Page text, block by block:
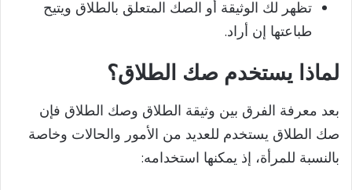
تظهر لك الوثيقة أو الصك المتعلق بالطلاق ويتيح
طباعتها إن أراد.
لماذا يستخدم صك الطلاق؟
بعد معرفة الفرق بين وثيقة الطلاق وصك الطلاق فإن
صك الطلاق يستخدم للعديد من الأمور والحالات وخاصة
بالنسبة للمرأة، إذ يمكنها استخدامه: